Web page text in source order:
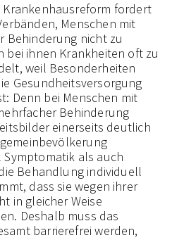
fordert
Menschen mit
Behinderung nicht zu
bei ihnen Krankheiten oft zu
weil Besonderheiten
Gesundheitsversorgung
Denn bei Menschen mit
Behinderung
einerseits deutlich
als auch
Behandlung individuell
dass sie wegen ihrer
in gleicher Weise
Deshalb muss das
barrierefrei werden,